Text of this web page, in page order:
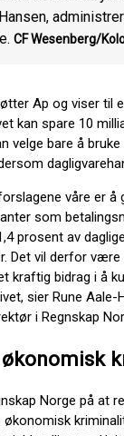
CF Wesenberg/
Ap og viser til
kan spare 10
velge bare å
våre er
som
prosent av
Det vil derfor
kraftig bidrag i å
sier Rune Aale-
i Regnskap
Norge på at
økonomisk